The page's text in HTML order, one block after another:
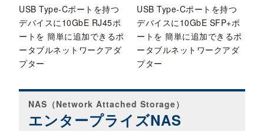
USB Type-Cポートを持つ
デバイスに10GbE RJ45ポ
ートを 簡単に追加できるポ
ータブルネットワークアダ
プター
USB Type-Cポートを持つ
デバイスに10GbE SFP+ポ
ートを 簡単に追加できるポ
ータブルネットワークアダ
プター
NAS（Network Attached Storage）
エンタープライズNAS